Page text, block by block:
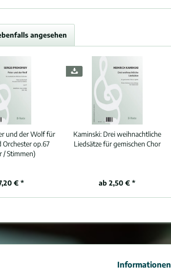
angesehen
und der Wolf für
Orchester op.67
/ Stimmen)
€ *
Kaminski: Drei weihnachtliche
Liedsätze für gemischen Chor
ab 2,50 € *
Informationen